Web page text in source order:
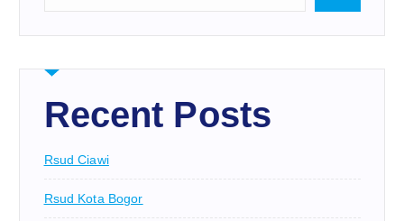
Recent Posts
Rsud Ciawi
Rsud Kota Bogor